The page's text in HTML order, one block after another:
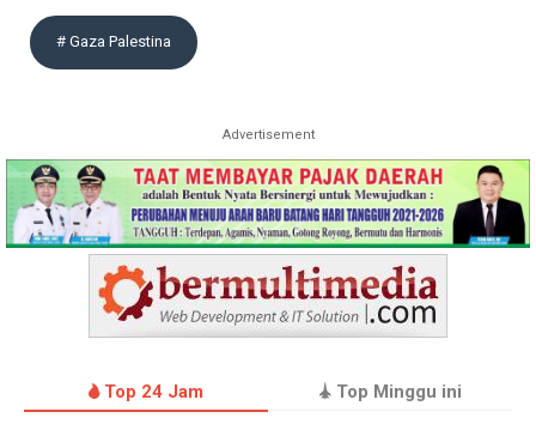
# Gaza Palestina
Advertisement
Top 24 Jam Top Minggu ini